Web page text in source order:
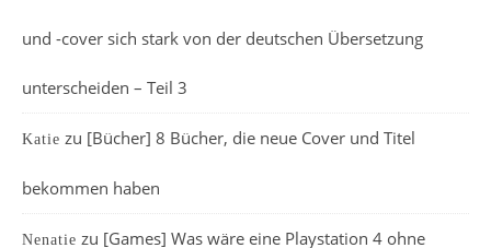
und -cover sich stark von der deutschen Übersetzung
unterscheiden – Teil 3
Katie zu [Bücher] 8 Bücher, die neue Cover und Titel
bekommen haben
Nenatie zu [Games] Was wäre eine Playstation 4 ohne